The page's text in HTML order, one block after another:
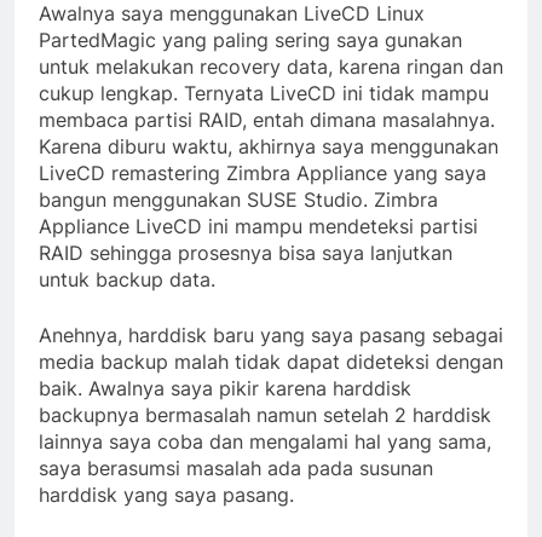
Awalnya saya menggunakan LiveCD Linux
PartedMagic yang paling sering saya gunakan
untuk melakukan recovery data, karena ringan dan
cukup lengkap. Ternyata LiveCD ini tidak mampu
membaca partisi RAID, entah dimana masalahnya.
Karena diburu waktu, akhirnya saya menggunakan
LiveCD remastering Zimbra Appliance yang saya
bangun menggunakan SUSE Studio. Zimbra
Appliance LiveCD ini mampu mendeteksi partisi
RAID sehingga prosesnya bisa saya lanjutkan
untuk backup data.
Anehnya, harddisk baru yang saya pasang sebagai
media backup malah tidak dapat dideteksi dengan
baik. Awalnya saya pikir karena harddisk
backupnya bermasalah namun setelah 2 harddisk
lainnya saya coba dan mengalami hal yang sama,
saya berasumsi masalah ada pada susunan
harddisk yang saya pasang.